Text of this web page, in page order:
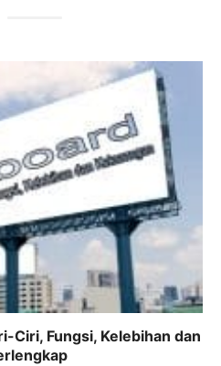
m
Ciri, Fungsi, Kelebihan dan